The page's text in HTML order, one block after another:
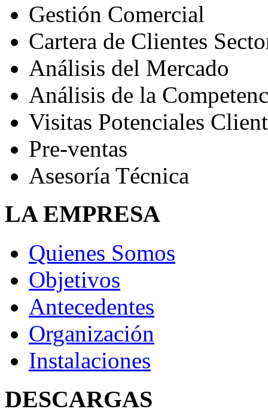
Gestión Comercial
Cartera de Clientes
Análisis del Mercado
Análisis de la
Visitas Potenciales
Pre-ventas
Asesoría Técnica
LA EMPRESA
Quienes Somos
Objetivos
Antecedentes
Organización
Instalaciones
DESCARGAS